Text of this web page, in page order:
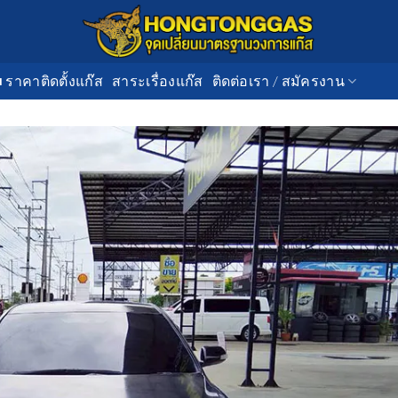
ราคาติดตั้งแก๊ส สาระเรื่องแก๊ส ติดต่อเรา / สมัครงาน